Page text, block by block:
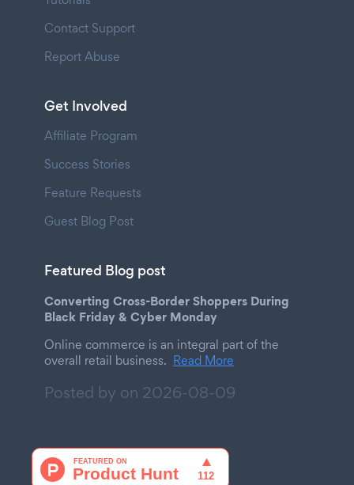
Contact Support
Report Abuse
Get Involved
Affiliate Program
Success Stories
Feature Requests
Guest Blog Post
Featured Blog post
Converting Cross-Border Shoppers During
Black Friday & Cyber Monday
Online commerce is an integral part of the
overall retail business. Read More
Posted by on 2026-08-09